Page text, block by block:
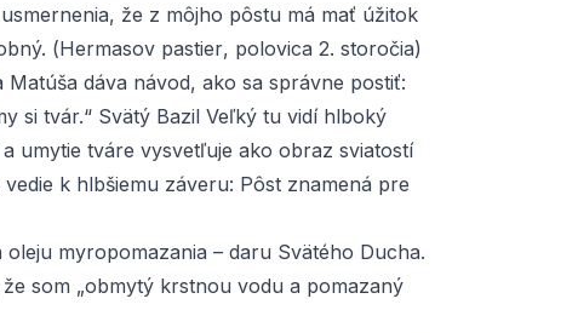
že z môjho pôstu má mať úžitok
(Hermasov pastier, polovica 2. storočia)
Matúša dáva návod, ako sa správne postiť:
si tvár.“ Svätý Bazil Veľký tu vidí hlboký
umytie tváre vysvetľuje ako obraz sviatostí
k hlbšiemu záveru: Pôst znamená pre
myropomazania – daru Svätého Ducha.
som „obmytý krstnou vodu a pomazaný